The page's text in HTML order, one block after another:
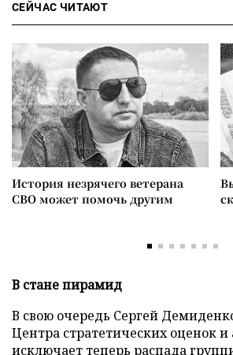
СЕЙЧАС ЧИТАЮТ
История незрячего ветерана
СВО может помочь другим
В стане пирамид
В свою очередь Сергей
Центра стратетических оценок и
исключает теперь распада